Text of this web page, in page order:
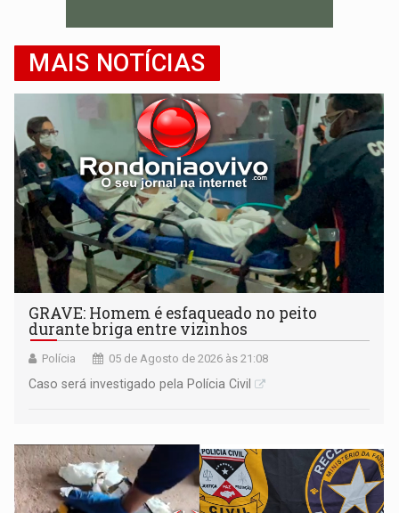
MAIS NOTÍCIAS
GRAVE: Homem é esfaqueado no peito
durante briga entre vizinhos
Polícia 05 de Agosto de 2026 às 21:08
Caso será investigado pela Polícia Civil